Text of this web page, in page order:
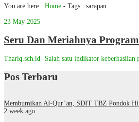
You are here : Home - Tags : sarapan
23 May 2025
Seru Dan Meriahnya
Thariq.sch.id- Salah satu indikator keberhasilan
Pos Terbaru
Membumikan Al-Qur’an, SDIT TBZ Pondok
2 week ago